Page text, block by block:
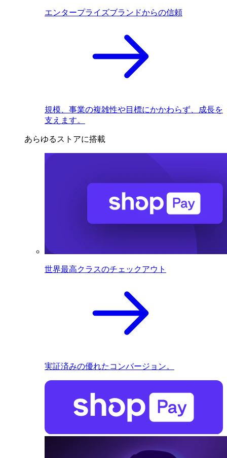
エンタープライズブランドからの信頼
規模、事業の複雑性や目標にかかわらず、成長を
支えます。
あらゆるストアに搭載
世界最高クラスのチェックアウト
実証済みの優れたコンバージョン。